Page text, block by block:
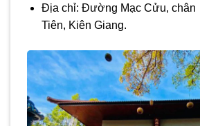
Địa chỉ: Đường Mạc Cửu, chân
Tiên, Kiên Giang.